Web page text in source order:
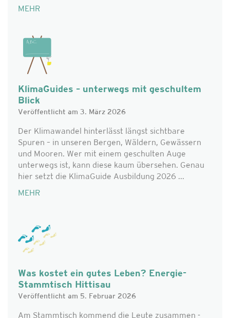
MEHR
KlimaGuides – unterwegs mit geschultem
Blick
Veröffentlicht am 3. März 2026
Der Klimawandel hinterlässt längst sichtbare
Spuren – in unseren Bergen, Wäldern, Gewässern
und Mooren. Wer mit einem geschulten Auge
unterwegs ist, kann diese kaum übersehen. Genau
hier setzt die KlimaGuide Ausbildung 2026 ...
MEHR
Was kostet ein gutes Leben? Energie-
Stammtisch Hittisau
Veröffentlicht am 5. Februar 2026
Am Stammtisch kommend die Leute zusammen -